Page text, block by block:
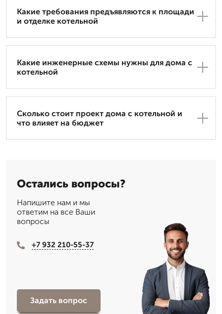
Какие требования предъявляются к площади
и отделке котельной
Какие инженерные схемы нужны для дома с
котельной
Сколько стоит проект дома с котельной и
что влияет на бюджет
Остались вопросы?
Напишите нам и мы
ответим на все Ваши
вопросы
+7 932 210-55-37
Задать вопрос